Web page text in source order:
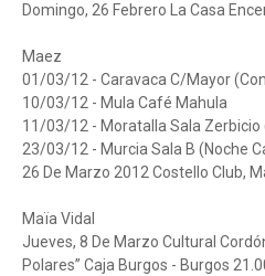
Domingo, 26 Febrero La Casa
Maez
01/03/12 - Caravaca C/Mayor
10/03/12 - Mula Café Mahula
11/03/12 - Moratalla Sala Zerbicio
23/03/12 - Murcia Sala B (Noche
26 De Marzo 2012 Costello Club,
Maïa Vidal
Jueves, 8 De Marzo Cultural
Polares” Caja Burgos - Burgos